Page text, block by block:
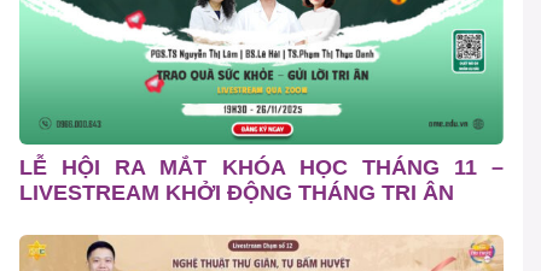
LỄ HỘI RA MẮT KHÓA HỌC THÁNG 11 –
LIVESTREAM KHỞI ĐỘNG THÁNG TRI ÂN